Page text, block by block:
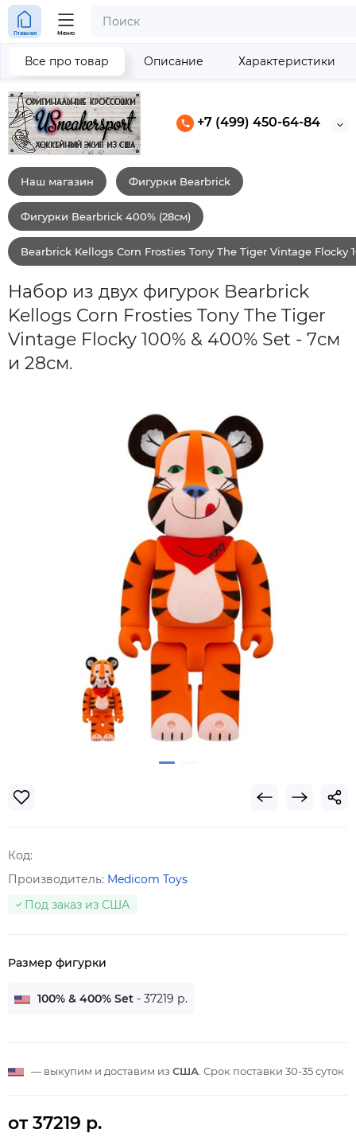
+7 (499) 450-64-84
Главная Меню
Наш магазин Фигурки Bearbrick
Фигурки Bearbrick 400% (28см)
Bearbrick Kellogs Corn Frosties Tony The Tiger Vintage Flocky
Набор из двух фигурок Bearbrick
Kellogs Corn Frosties Tony The Tiger
Vintage Flocky 100% & 400% Set - 7см
и 28см.
Все про товар Описание Характеристики
Код:
Производитель: Medicom Toys
Под заказ из США
Размер фигурки
100% & 400% Set - 37219 р.
— выкупим и доставим из США . Срок поставки 30-35 суток
от 37219 р.